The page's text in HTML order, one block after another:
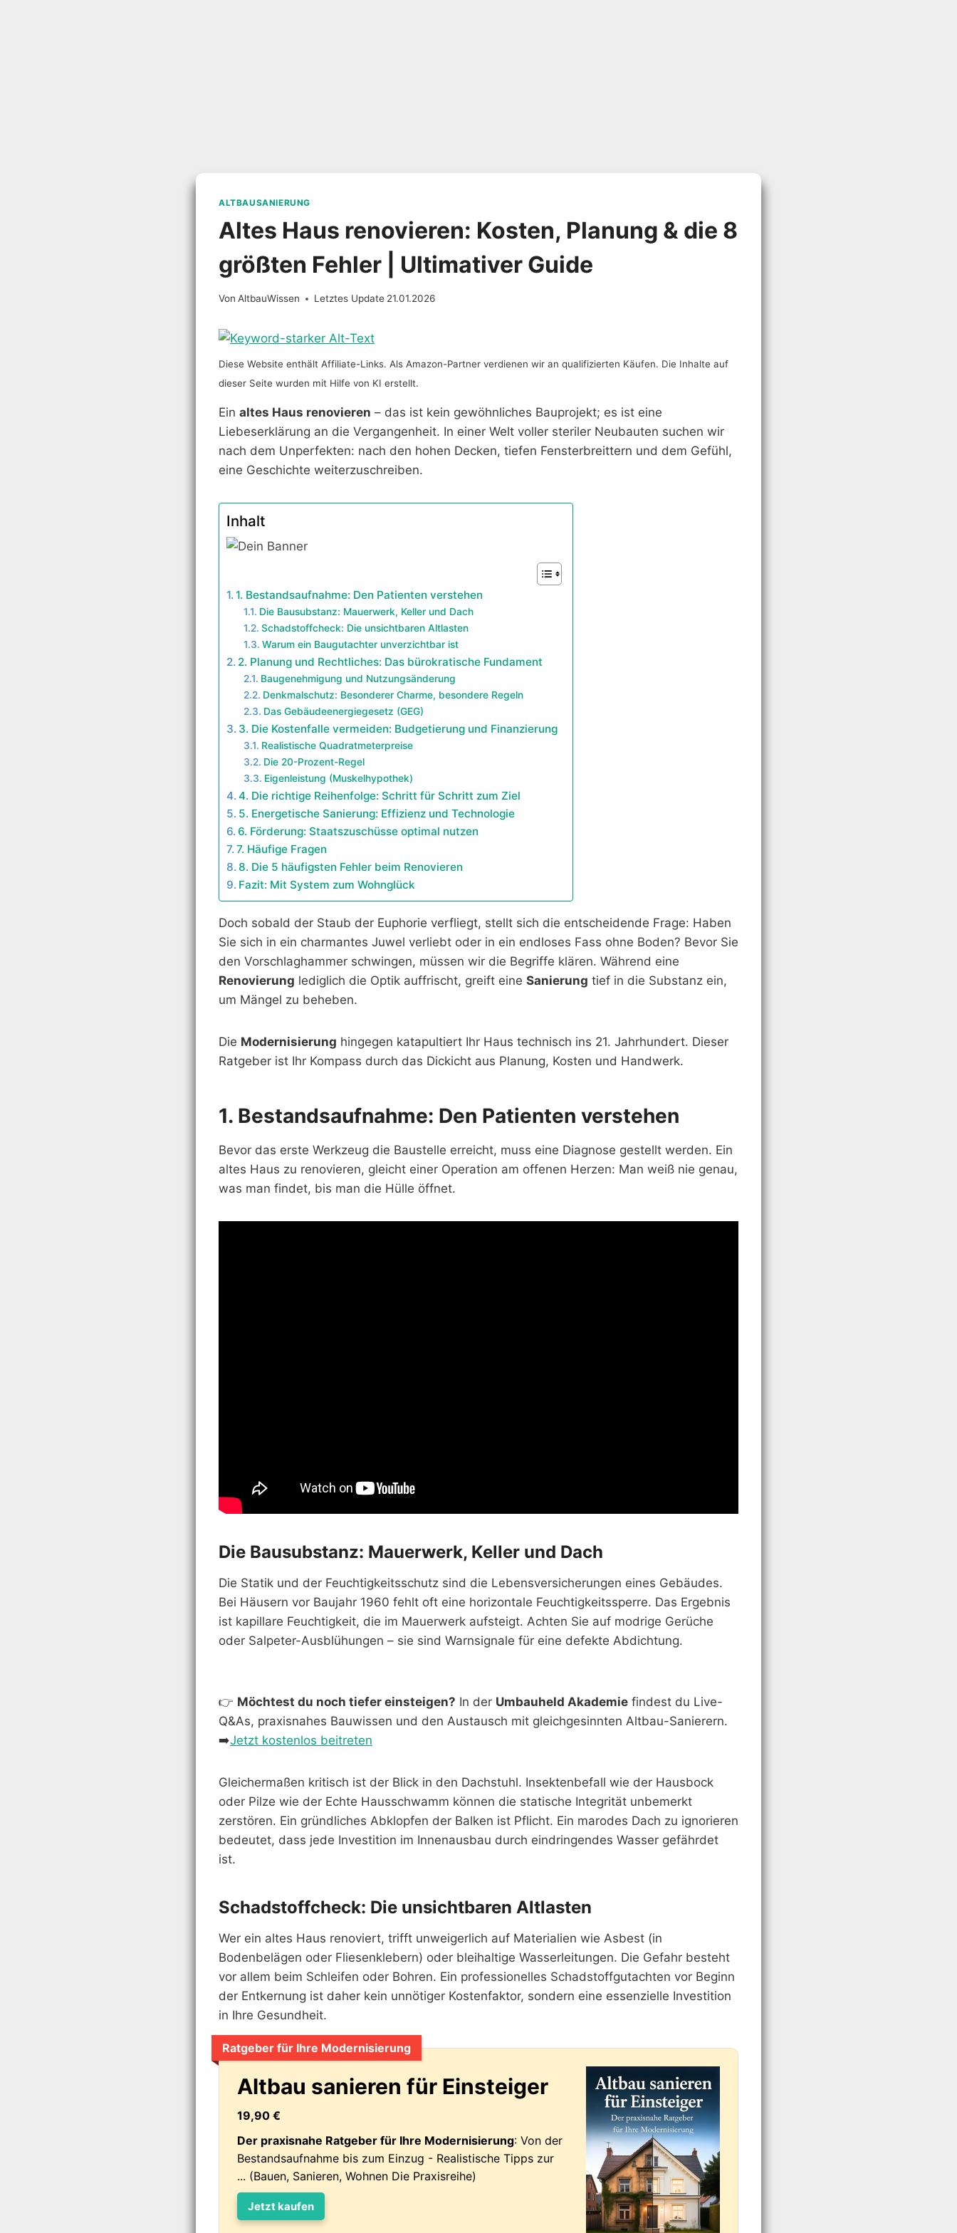
ALTBAUSANIERUNG
Altes Haus renovieren: Kosten, Planung & die 8
größten Fehler | Ultimativer Guide
Von AltbauWissen Letztes Update 21.01.2026
Diese Website enthält Affiliate-Links. Als Amazon-Partner verdienen wir an qualifizierten Käufen. Die Inhalte auf
dieser Seite wurden mit Hilfe von KI erstellt.
Ein altes Haus renovieren – das ist kein gewöhnliches Bauprojekt; es ist eine
Liebeserklärung an die Vergangenheit. In einer Welt voller steriler Neubauten suchen wir
nach dem Unperfekten: nach den hohen Decken, tiefen Fensterbreittern und dem Gefühl,
eine Geschichte weiterzuschreiben.
Inhalt
1. Bestandsaufnahme: Den Patienten verstehen
Die Bausubstanz: Mauerwerk, Keller und Dach
Schadstoffcheck: Die unsichtbaren Altlasten
Warum ein Baugutachter unverzichtbar ist
2. Planung und Rechtliches: Das bürokratische Fundament
Baugenehmigung und Nutzungsänderung
Denkmalschutz: Besonderer Charme, besondere Regeln
Das Gebäudeenergiegesetz (GEG)
3. Die Kostenfalle vermeiden: Budgetierung und Finanzierung
Realistische Quadratmeterpreise
Die 20-Prozent-Regel
Eigenleistung (Muskelhypothek)
4. Die richtige Reihenfolge: Schritt für Schritt zum Ziel
5. Energetische Sanierung: Effizienz und Technologie
6. Förderung: Staatszuschüsse optimal nutzen
7. Häufige Fragen
8. Die 5 häufigsten Fehler beim Renovieren
Fazit: Mit System zum Wohnglück
Doch sobald der Staub der Euphorie verfliegt, stellt sich die entscheidende Frage: Haben
Sie sich in ein charmantes Juwel verliebt oder in ein endloses Fass ohne Boden? Bevor Sie
den Vorschlaghammer schwingen, müssen wir die Begriffe klären. Während eine
Renovierung lediglich die Optik auffrischt, greift eine Sanierung tief in die Substanz ein,
um Mängel zu beheben.
Die Modernisierung hingegen katapultiert Ihr Haus technisch ins 21. Jahrhundert. Dieser
Ratgeber ist Ihr Kompass durch das Dickicht aus Planung, Kosten und Handwerk.
1. Bestandsaufnahme: Den Patienten verstehen
Bevor das erste Werkzeug die Baustelle erreicht, muss eine Diagnose gestellt werden. Ein
altes Haus zu renovieren, gleicht einer Operation am offenen Herzen: Man weiß nie genau,
was man findet, bis man die Hülle öffnet.
Die Bausubstanz: Mauerwerk, Keller und Dach
Die Statik und der Feuchtigkeitsschutz sind die Lebensversicherungen eines Gebäudes.
Bei Häusern vor Baujahr 1960 fehlt oft eine horizontale Feuchtigkeitssperre. Das Ergebnis
ist kapillare Feuchtigkeit, die im Mauerwerk aufsteigt. Achten Sie auf modrige Gerüche
oder Salpeter-Ausblühungen – sie sind Warnsignale für eine defekte Abdichtung.
👉 Möchtest du noch tiefer einsteigen? In der Umbauheld Akademie findest du Live-
Q&As, praxisnahes Bauwissen und den Austausch mit gleichgesinnten Altbau-Sanierern.
➡️Jetzt kostenlos beitreten
Gleichermaßen kritisch ist der Blick in den Dachstuhl. Insektenbefall wie der Hausbock
oder Pilze wie der Echte Hausschwamm können die statische Integrität unbemerkt
zerstören. Ein gründliches Abklopfen der Balken ist Pflicht. Ein marodes Dach zu ignorieren
bedeutet, dass jede Investition im Innenausbau durch eindringendes Wasser gefährdet
ist.
Schadstoffcheck: Die unsichtbaren Altlasten
Wer ein altes Haus renoviert, trifft unweigerlich auf Materialien wie Asbest (in
Bodenbelägen oder Fliesenklebern) oder bleihaltige Wasserleitungen. Die Gefahr besteht
vor allem beim Schleifen oder Bohren. Ein professionelles Schadstoffgutachten vor Beginn
der Entkernung ist daher kein unnötiger Kostenfaktor, sondern eine essenzielle Investition
in Ihre Gesundheit.
Ratgeber für Ihre Modernisierung
Altbau sanieren für Einsteiger
19,90 €
Der praxisnahe Ratgeber für Ihre Modernisierung: Von der
Bestandsaufnahme bis zum Einzug - Realistische Tipps zur
... (Bauen, Sanieren, Wohnen Die Praxisreihe)
Jetzt kaufen